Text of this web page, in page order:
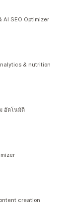
AI SEO Optimizer
& nutrition
อัตโนมัติ
creation